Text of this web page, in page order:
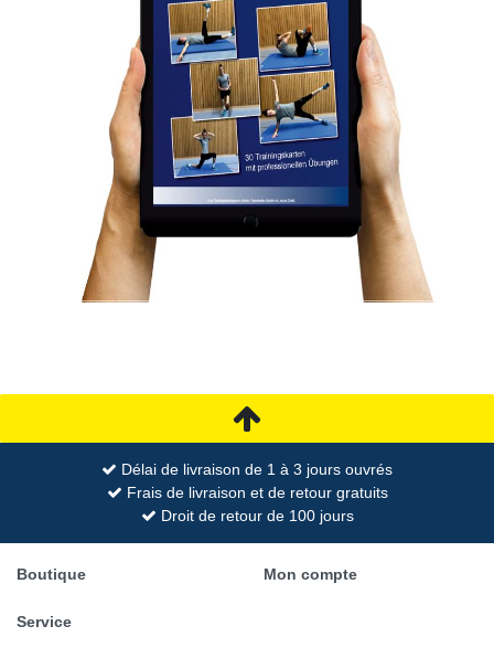
Délai de livraison de 1 à 3 jours ouvrés
Frais de livraison et de retour gratuits
Droit de retour de 100 jours
Boutique Mon compte
Service